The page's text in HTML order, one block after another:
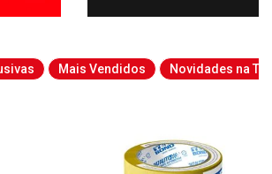
Mais Vendidos Novidades na